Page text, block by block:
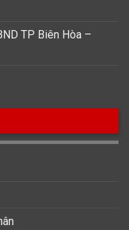
Madocy
Pianus
4
0
TP Biên Hòa –